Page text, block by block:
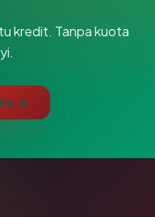
kredit. Tanpa kuota
→